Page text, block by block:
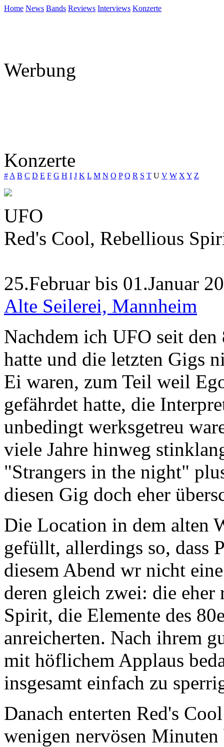
Home News Bands Reviews Interviews Konzerte
Werbung
Konzerte
# A B C D E F G H I J K L M N O P Q R S T U V W X Y Z
UFO
Red's Cool, Rebellious
25.Februar bis 01.Januar
Alte Seilerei, Mannheim
Nachdem ich UFO seit den
hatte und die letzten Gigs
Ei waren, zum Teil weil
gefährdet hatte, die
unbedingt werksgetreu
viele Jahre hinweg
"Strangers in the night"
diesen Gig doch eher
Die Location in dem alten
gefüllt, allerdings so, dass
diesem Abend wr nicht
deren gleich zwei: die
Spirit, die Elemente des
anreicherten. Nach ihrem
mit höflichem Applaus
insgesamt einfach zu
Danach enterten Red's
wenigen nervösen